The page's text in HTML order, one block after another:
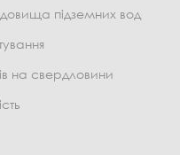
підземних вод
на свердловини